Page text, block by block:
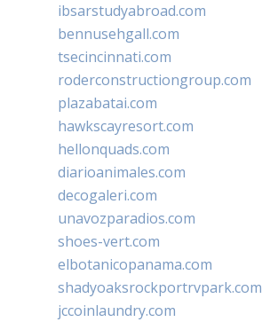
ibsarstudyabroad.com
bennusehgall.com
tsecincinnati.com
roderconstructiongroup.com
plazabatai.com
hawkscayresort.com
hellonquads.com
diarioanimales.com
decogaleri.com
unavozparadios.com
shoes-vert.com
elbotanicopanama.com
shadyoaksrockportrvpark.com
jccoinlaundry.com